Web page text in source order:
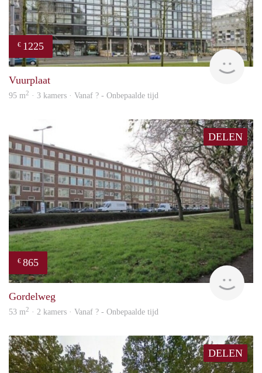
€ 1225
Vuurplaat
95 m2 · 3 kamers · Vanaf ? - Onbepaalde tijd
DELEN
€ 865
Gordelweg
53 m2 · 2 kamers · Vanaf ? - Onbepaalde tijd
DELEN